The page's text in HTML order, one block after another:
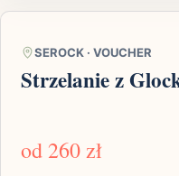
SEROCK · VOUCHER
Strzelanie z
od 260 zł